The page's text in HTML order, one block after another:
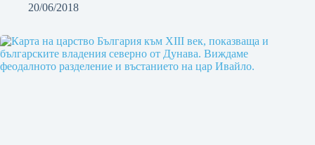
20/06/2018